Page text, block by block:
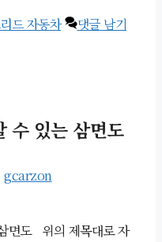
드 자동차
댓글 남기
수 있는 삼면도
gcarzon
면도 위의 제목대로 자